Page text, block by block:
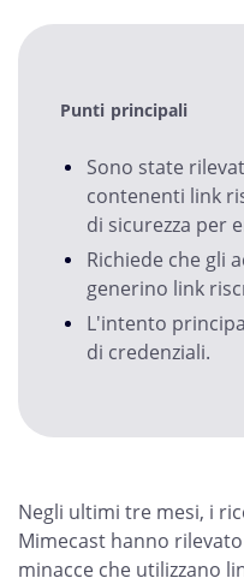
Punti principali
Sono state
contenenti link
di sicurezza per
Richiede che gli
generino link
L'intento
di credenziali.
Negli ultimi tre mesi, i
Mimecast hanno
minacce che utilizzano